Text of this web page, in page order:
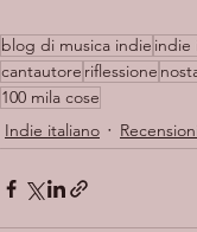
blog di musica indie indie
cantautore riflessione
100 mila cose
Indie italiano